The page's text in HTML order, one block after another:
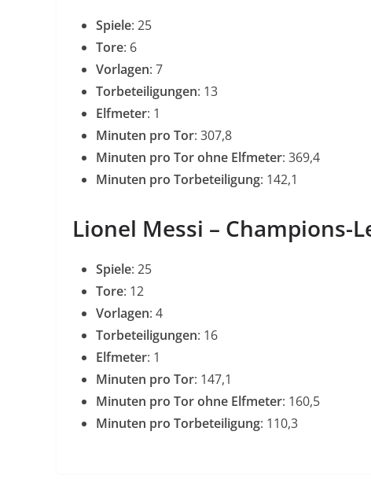
Spiele: 25
Tore: 6
Vorlagen: 7
Torbeteiligungen: 13
Elfmeter: 1
Minuten pro Tor: 307,8
Minuten pro Tor ohne Elfmeter: 369,4
Minuten pro Torbeteiligung: 142,1
Lionel Messi – Champions-
Spiele: 25
Tore: 12
Vorlagen: 4
Torbeteiligungen: 16
Elfmeter: 1
Minuten pro Tor: 147,1
Minuten pro Tor ohne Elfmeter: 160,5
Minuten pro Torbeteiligung: 110,3